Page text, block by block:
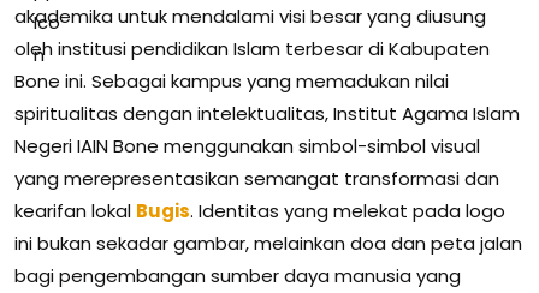
akademika untuk mendalami visi besar yang diusung
oleh institusi pendidikan Islam terbesar di Kabupaten
Bone ini. Sebagai kampus yang memadukan nilai
spiritualitas dengan intelektualitas, Institut Agama Islam
Negeri IAIN Bone menggunakan simbol-simbol visual
yang merepresentasikan semangat transformasi dan
kearifan lokal Bugis. Identitas yang melekat pada logo
ini bukan sekadar gambar, melainkan doa dan peta jalan
bagi pengembangan sumber daya manusia yang